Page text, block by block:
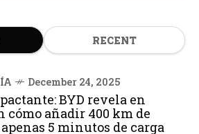
RECENT
December 24, 2025
BYD revela en
cómo añadir 400 km de
5 minutos de carga